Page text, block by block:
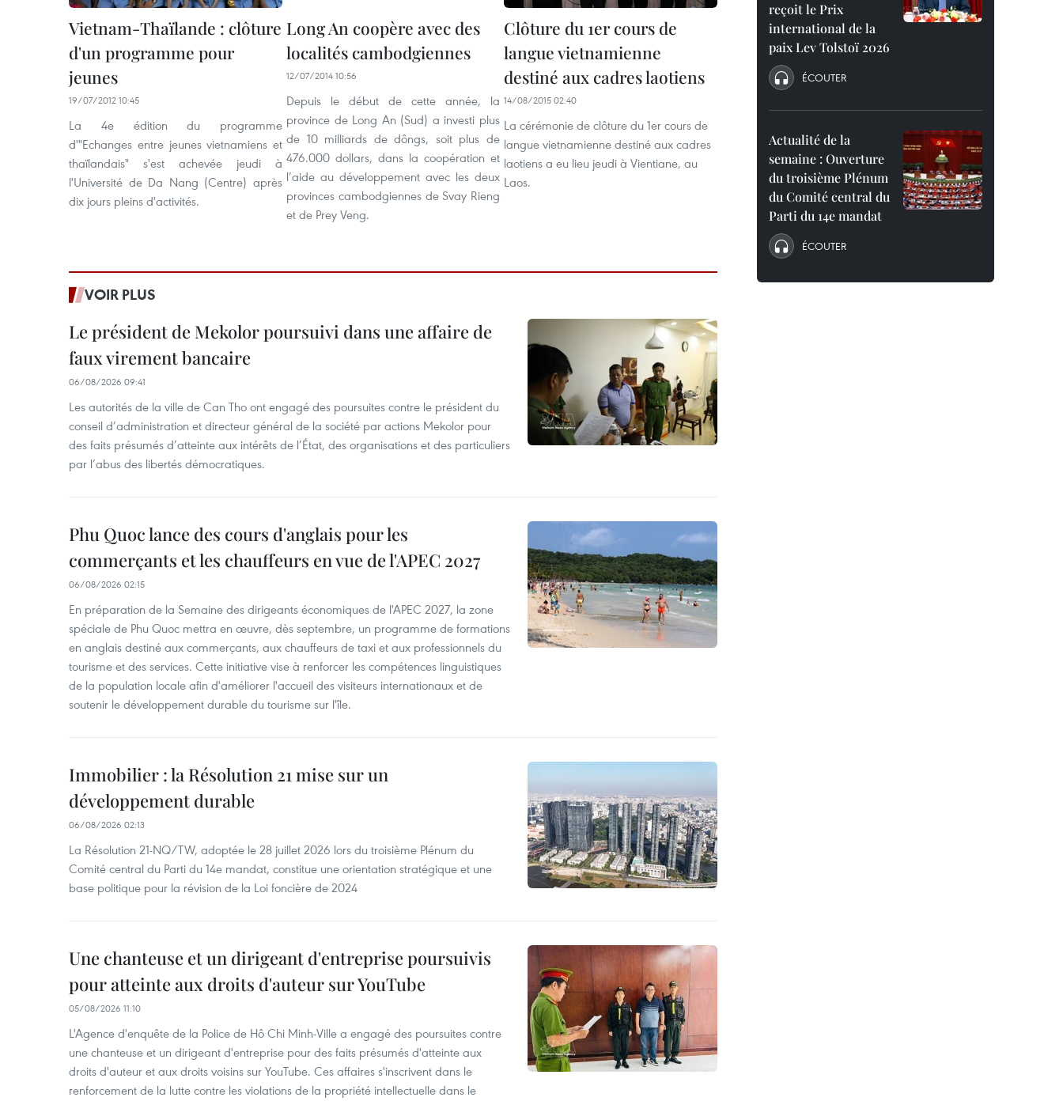
Vietnam-Thaïlande : clôture
d'un programme pour
jeunes
19/07/2012 10:45
La 4e édition du programme
d'"Echanges entre jeunes vietnamiens et
thaïlandais" s'est achevée jeudi à
l'Université de Da Nang (Centre) après
dix jours pleins d'activités.
Long An coopère avec des
localités cambodgiennes
12/07/2014 10:56
Depuis le début de cette année, la
province de Long An (Sud) a investi plus
de 10 milliards de dôngs, soit plus de
476.000 dollars, dans la coopération et
l’aide au développement avec les deux
provinces cambodgiennes de Svay Rieng
et de Prey Veng.
Clôture du 1er cours de
langue vietnamienne
destiné aux cadres laotiens
14/08/2015 02:40
La cérémonie de clôture du 1er cours de
langue vietnamienne destiné aux cadres
laotiens a eu lieu jeudi à Vientiane, au
Laos.
VOIR PLUS
Le président de Mekolor poursuivi dans une affaire de
faux virement bancaire
06/08/2026 09:41
Les autorités de la ville de Can Tho ont engagé des poursuites contre le président du
conseil d’administration et directeur général de la société par actions Mekolor pour
des faits présumés d’atteinte aux intérêts de l’État, des organisations et des particuliers
par l’abus des libertés démocratiques.
Phu Quoc lance des cours d'anglais pour les
commerçants et les chauffeurs en vue de l'APEC 2027
06/08/2026 02:15
En préparation de la Semaine des dirigeants économiques de l'APEC 2027, la zone
spéciale de Phu Quoc mettra en œuvre, dès septembre, un programme de formations
en anglais destiné aux commerçants, aux chauffeurs de taxi et aux professionnels du
tourisme et des services. Cette initiative vise à renforcer les compétences linguistiques
de la population locale afin d'améliorer l'accueil des visiteurs internationaux et de
soutenir le développement durable du tourisme sur l'île.
Immobilier : la Résolution 21 mise sur un
développement durable
06/08/2026 02:13
La Résolution 21-NQ/TW, adoptée le 28 juillet 2026 lors du troisième Plénum du
Comité central du Parti du 14e mandat, constitue une orientation stratégique et une
base politique pour la révision de la Loi foncière de 2024
Une chanteuse et un dirigeant d'entreprise poursuivis
pour atteinte aux droits d'auteur sur YouTube
05/08/2026 11:10
L'Agence d'enquête de la Police de Hô Chi Minh-Ville a engagé des poursuites contre
une chanteuse et un dirigeant d'entreprise pour des faits présumés d'atteinte aux
droits d'auteur et aux droits voisins sur YouTube. Ces affaires s'inscrivent dans le
renforcement de la lutte contre les violations de la propriété intellectuelle dans le
reçoit le Prix
international de la
paix Lev Tolstoï 2026
ÉCOUTER
Actualité de la
semaine : Ouverture
du troisième Plénum
du Comité central du
Parti du 14e mandat
ÉCOUTER